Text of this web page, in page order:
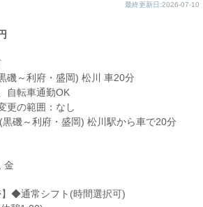
最終更新日:2026-07-10
磯～利府・盛岡) 松川 車20分
自転車通勤OK
更の範囲：なし
磯～利府・盛岡) 松川駅から車で20分
金
】◆通常シフト(時間選択可)